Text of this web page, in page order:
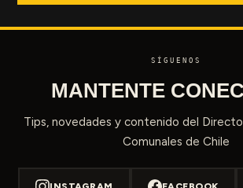
SÍGUENOS
MANTENTE
Tips, novedades y contenido del
Comunales de Chile